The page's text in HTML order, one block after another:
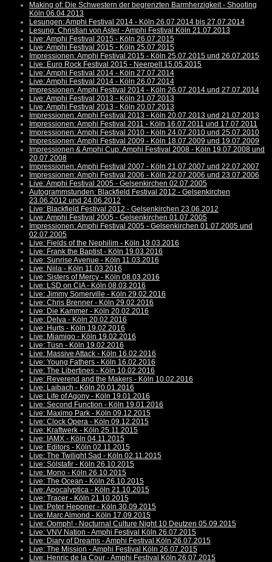
Making of: Die Schwestern der begrenzten Barmherzigkeit - Shooting
Köln 06.04.2013
Lesungen: Amphi Festival 2014 - Köln 26.07.2014 bis 27.07.2014
Lesung: Christian von Aster - Amphi Festival Köln 21.07.2013
Live: Amphi Festival 2015 - Köln 26.07.2015
Live: Amphi Festival 2015 - Köln 25.07.2015
Impressionen: Amphi Festival 2015 - Köln 25.07.2015 und 26.07.2015
Live: Euro Rock Festival 2015 - Neerpelt 15.05.2015
Live: Amphi Festival 2014 - Köln 27.07.2014
Live: Amphi Festival 2014 - Köln 26.07.2014
Impressionen: Amphi Festival 2014 - Köln 26.07.2014 und 27.07.2014
Live: Amphi Festival 2013 - Köln 21.07.2013
Live: Amphi Festival 2013 - Köln 20.07.2013
Impressionen: Amphi Festival 2013 - Köln 20.07.2013 und 21.07.2013
Impressionen: Amphi Festival 2011 - Köln 16.07.2011 und 17.07.2011
Impressionen: Amphi Festival 2010 - Köln 24.07.2010 und 25.07.2010
Impressionen: Amphi Festival 2009 - Köln 18.07.2009 und 19.07.2009
Impressionen & Amphi Cup: Amphi Festival 2008 - Köln 19.07.2008 und
20.07.2008
Impressionen: Amphi Festival 2007 - Köln 21.07.2007 und 22.07.2007
Impressionen: Amphi Festival 2006 - Köln 22.07.2006 und 23.07.2006
Live: Amphi Festival 2005 - Gelsenkirchen 02.07.2005
Autogrammstunden: Blackfield Festival 2012 - Gelsenkirchen
23.06.2012 und 24.06.2012
Live: Blackfield Festival 2012 - Gelsenkirchen 23.06.2012
Live: Amphi Festival 2005 - Gelsenkirchen 01.07.2005
Impressionen: Amphi Festival 2005 - Gelsenkirchen 01.07.2005 und
02.07.2005
Live: Fields of the Nephilim - Köln 19.03.2016
Live: Frank the Baptist - Köln 19.03.2016
Live: Sunrise Avenue - Köln 11.03.2016
Live: Niila - Köln 11.03.2016
Live: Sisters of Mercy - Köln 08.03.2016
Live: LSD on CIA - Köln 08.03.2016
Live: Jimmy Somerville - Köln 29.02.2016
Live: Chris Brenner - Köln 29.02.2016
Live: Die Kammer - Köln 20.02.2016
Live: Delva - Köln 20.02.2016
Live: Hurts - Köln 19.02.2016
Live: Miamigo - Köln 19.02.2016
Live: Tüsn - Köln 19.02.2016
Live: Massive Attack - Köln 16.02.2016
Live: Young Fathers - Köln 16.02.2016
Live: The Libertines - Köln 10.02.2016
Live: Reverend and the Makers - Köln 10.02.2016
Live: Laibach - Köln 20.01.2016
Live: Life of Agony - Köln 19.01.2016
Live: Second Function - Köln 19.01.2016
Live: Maximo Park - Köln 09.12.2015
Live: Clock Opera - Köln 09.12.2015
Live: Kraftwerk - Köln 25.11.2015
Live: IAMX - Köln 04.11.2015
Live: Editors - Köln 02.11.2015
Live: The Twilight Sad - Köln 02.11.2015
Live: Sólstafir - Köln 26.10.2015
Live: Mono - Köln 26.10.2015
Live: The Ocean - Köln 26.10.2015
Live: Apocalyptica - Köln 21.10.2015
Live: Tracer - Köln 21.10.2015
Live: Peter Heppner - Köln 30.09.2015
Live: Marc Almond - Köln 17.09.2015
Live: Oomph! - Nocturnal Culture Night 10 Deutzen 05.09.2015
Live: VNV Nation - Amphi Festival Köln 26.07.2015
Live: Diary of Dreams - Amphi Festival Köln 26.07.2015
Live: The Mission - Amphi Festival Köln 26.07.2015
Live: Henric de la Cour - Amphi Festival Köln 26.07.2015